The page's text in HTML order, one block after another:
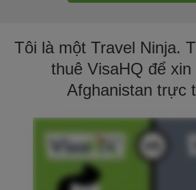
Tôi là một Travel Ninja.
thuê VisaHQ để xin
Afghanistan trực